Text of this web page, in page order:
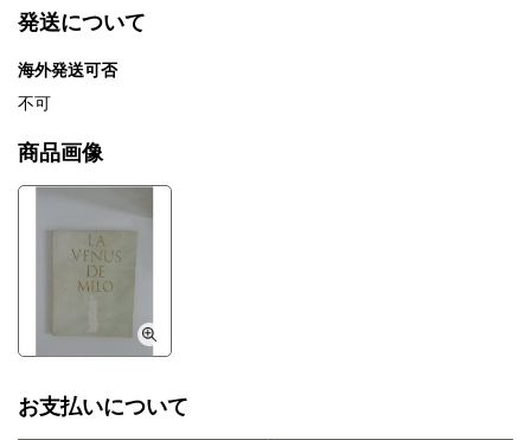
発送について
海外発送可否
不可
商品画像
お支払いについて